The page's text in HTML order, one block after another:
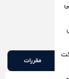
مقررات